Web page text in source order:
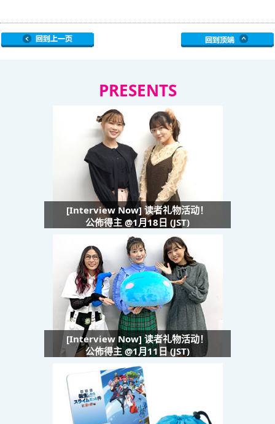
PRESENTS
[Interview Now] 读者礼物活动！
公佈得主 @1月18日 (JST)
[Interview Now] 读者礼物活动！
公佈得主 @1月11日 (JST)